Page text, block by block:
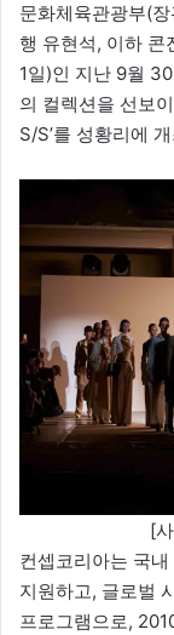
문화체육관광부(
행 유현석, 이하
1일)인 지난 9월
의 컬렉션을 선보
S/S’를 성황리에
[
컨셉코리아는 국
지원하고, 글로벌
프로그램으로,